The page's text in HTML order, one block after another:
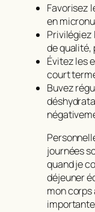
Favorisez
en
Privilégiez
de qualité,
Évitez les
court
Buvez
journées
quand je
déjeuner
mon